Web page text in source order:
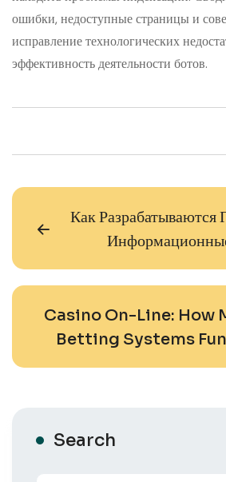
ошибки, недоступные страницы и
исправление технологических
эффективность деятельности ботов.
Как Разрабатываются
Casino On-Line: How
Betting Systems
Search